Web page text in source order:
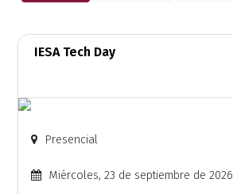
IESA Tech Day
Presencial
Miércoles, 23 de septiembre de 2026